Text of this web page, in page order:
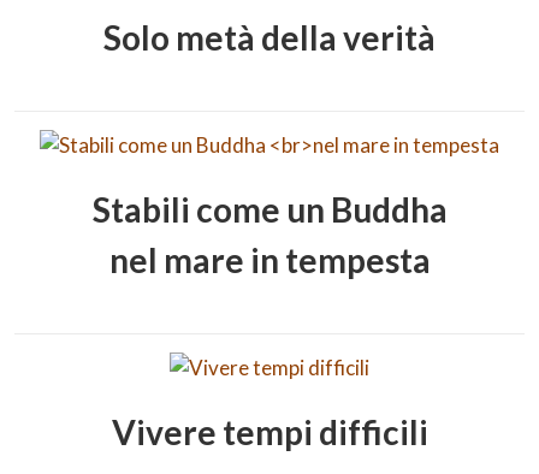
Solo metà della verità
Stabili come un Buddha
nel mare in tempesta
Vivere tempi difficili